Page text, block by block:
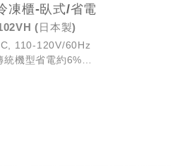
凍櫃-臥式/省電
(日本製)
110-120V/60Hz
統機型省電約6%